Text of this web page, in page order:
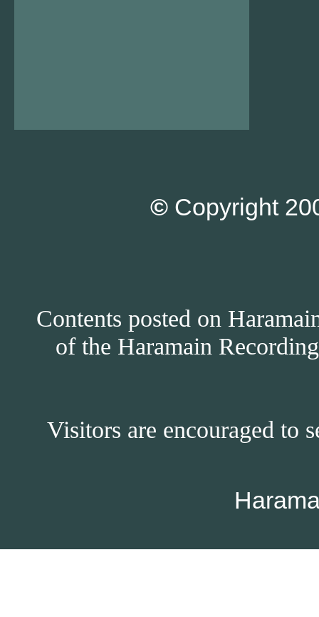
© Copyright
Contents posted on
of the Haramain
Visitors are encouraged to